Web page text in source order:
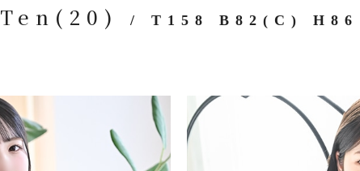
Ten(20) / T158 B82(C) H86